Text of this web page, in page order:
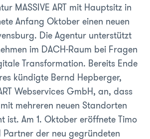
MASSIVE ART mit Hauptsitz in
Anfang Oktober einen neuen
Die Agentur unterstützt
im DACH-Raum bei Fragen
Transformation. Bereits Ende
kündigte Bernd Hepberger,
Webservices GmbH, an, dass
mehreren neuen Standorten
ist. Am 1. Oktober eröffnete Timo
Partner der neu gegründeten